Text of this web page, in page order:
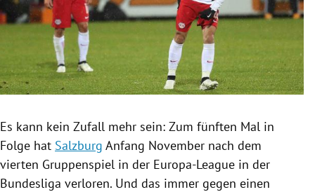
Untermenü
Untermenü
Untermenü
Untermenü
Es kann kein Zufall mehr sein: Zum fünften Mal in
Folge hat Salzburg Anfang November nach dem
vierten Gruppenspiel in der Europa-League in der
Bundesliga verloren. Und das immer gegen einen